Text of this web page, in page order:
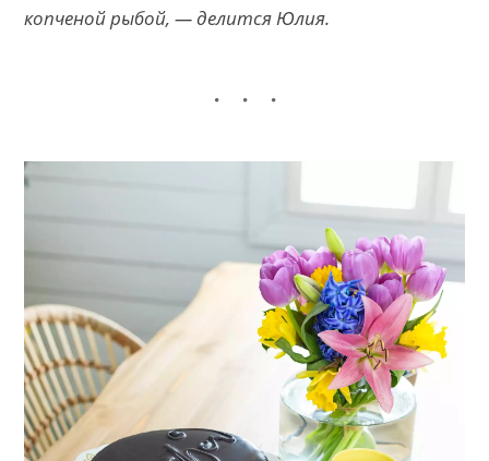
копченой рыбой, — делится Юлия.